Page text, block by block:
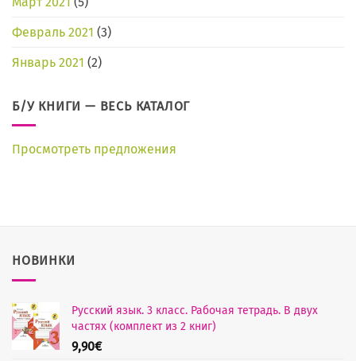
Февраль 2021 (3)
Январь 2021 (2)
Б/У КНИГИ — ВЕСЬ КАТАЛОГ
Просмотреть предложения
НОВИНКИ
Русский язык. 3 класс. Рабочая тетрадь. В двух
частях (комплект из 2 книг)
9,90€